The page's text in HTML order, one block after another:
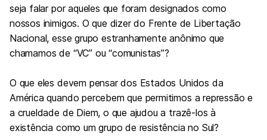
seja falar por aqueles que foram designados como
nossos inimigos. O que dizer do Frente de Libertação
Nacional, esse grupo estranhamente anônimo que
chamamos de “VC” ou “comunistas”?
O que eles devem pensar dos Estados Unidos da
América quando percebem que permitimos a repressão e
a crueldade de Diem, o que ajudou a trazê-los à
existência como um grupo de resistência no Sul?